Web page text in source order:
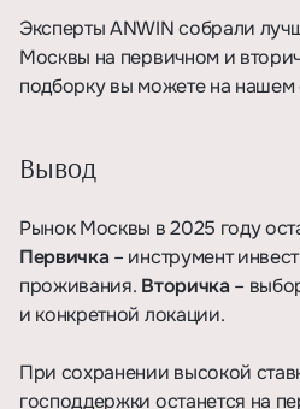
Эксперты ANWIN собрали
Москвы на первичном и
подборку вы можетена нашем
Вывод
Рынок Москвы в 2025 году
Первичка – инструмент
проживания. Вторичка –
и конкретной локации.
При сохранении высокой
господдержки останется на